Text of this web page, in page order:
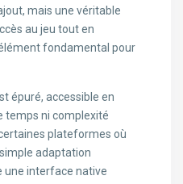
mais une véritable
au jeu tout en
fondamental pour
épuré, accessible en
temps ni complexité
plateformes où
adaptation
une interface native